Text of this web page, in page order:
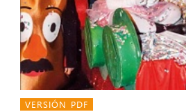
VERSIÓN PDF